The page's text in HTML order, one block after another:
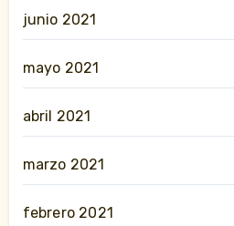
junio 2021
mayo 2021
abril 2021
marzo 2021
febrero 2021